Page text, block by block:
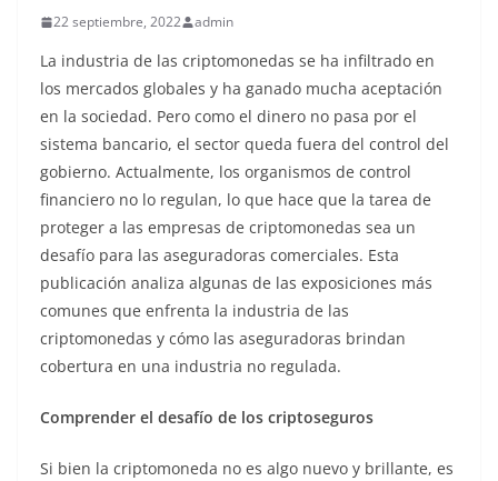
22 septiembre, 2022 admin
La industria de las criptomonedas se ha infiltrado en
los mercados globales y ha ganado mucha aceptación
en la sociedad. Pero como el dinero no pasa por el
sistema bancario, el sector queda fuera del control del
gobierno. Actualmente, los organismos de control
financiero no lo regulan, lo que hace que la tarea de
proteger a las empresas de criptomonedas sea un
desafío para las aseguradoras comerciales. Esta
publicación analiza algunas de las exposiciones más
comunes que enfrenta la industria de las
criptomonedas y cómo las aseguradoras brindan
cobertura en una industria no regulada.
Comprender el desafío de los criptoseguros
Si bien la criptomoneda no es algo nuevo y brillante, es